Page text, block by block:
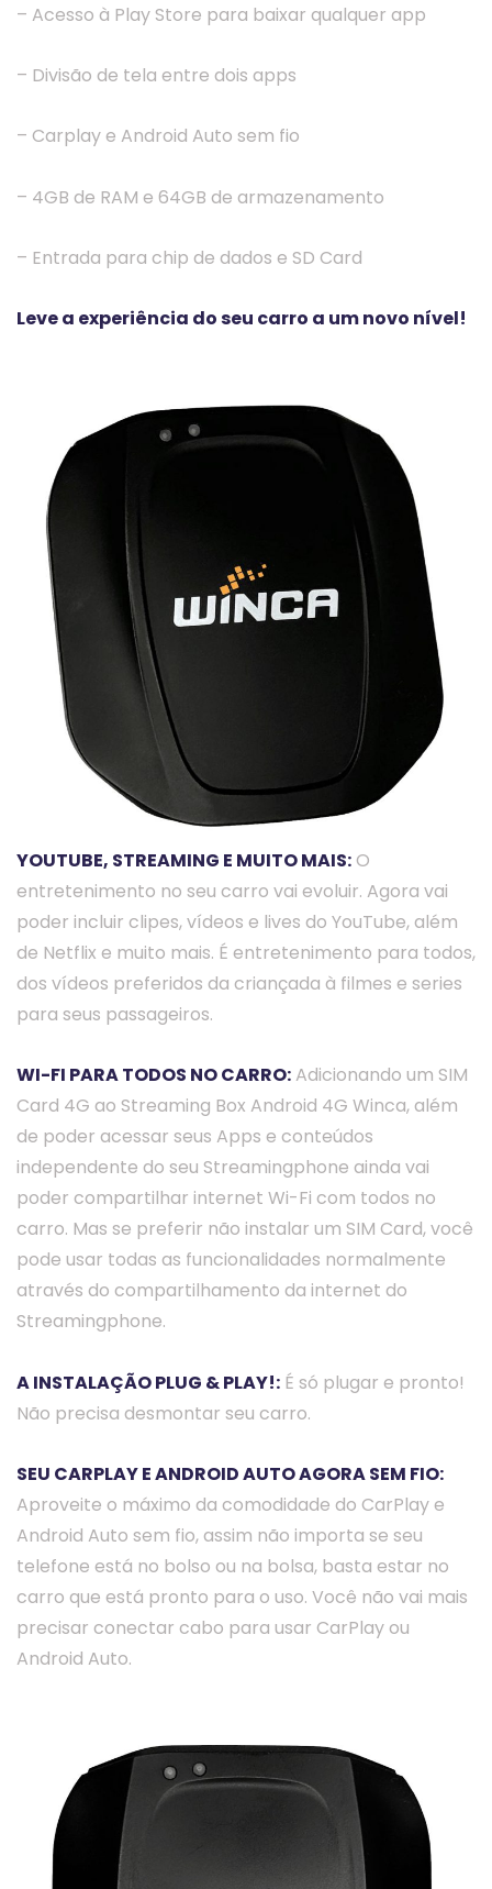
– Acesso à Play Store para baixar qualquer app
– Divisão de tela entre dois apps
– Carplay e Android Auto sem fio
– 4GB de RAM e 64GB de armazenamento
– Entrada para chip de dados e SD Card
Leve a experiência do seu carro a um novo nível!
YOUTUBE, STREAMING E MUITO MAIS:O
entretenimento no seu carro vai evoluir. Agora vai
poder incluir clipes, vídeos e lives do YouTube, além
de Netflix e muito mais. É entretenimento para todos,
dos vídeos preferidos da criançada à filmes e series
para seus passageiros.
WI-FI PARA TODOS NO CARRO: Adicionando um SIM
Card 4G ao Streaming Box Android 4G Winca, além
de poder acessar seus Apps e conteúdos
independente do seu Streamingphone ainda vai
poder compartilhar internet Wi-Fi com todos no
carro. Mas se preferir não instalar um SIM Card, você
pode usar todas as funcionalidades normalmente
através do compartilhamento da internet do
Streamingphone.
A INSTALAÇÃO PLUG & PLAY!: É só plugar e pronto!
Não precisa desmontar seu carro.
SEU CARPLAY E ANDROID AUTO AGORA SEM FIO:
Aproveite o máximo da comodidade do CarPlay e
Android Auto sem fio, assim não importa se seu
telefone está no bolso ou na bolsa, basta estar no
carro que está pronto para o uso. Você não vai mais
precisar conectar cabo para usar CarPlay ou
Android Auto.